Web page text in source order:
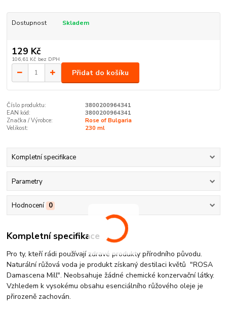
Dostupnost Skladem
129 Kč
106,61 Kč bez DPH
Přidat do košíku
Číslo produktu:
3800200964341
EAN kód:
3800200964341
Značka / Výrobce:
Rose of Bulgaria
Velikost:
230 ml
Kompletní specifikace
Parametry
Hodnocení 0
Kompletní specifikace
Pro ty, kteří rádi používají zdravé produkty přírodního původu.
Naturální růžová voda je produkt získaný destilaci květů "ROSA
Damascena Mill". Neobsahuje žádné chemické konzervační látky.
Vzhledem k vysokému obsahu esenciálního růžového oleje je
přirozeně zachován.